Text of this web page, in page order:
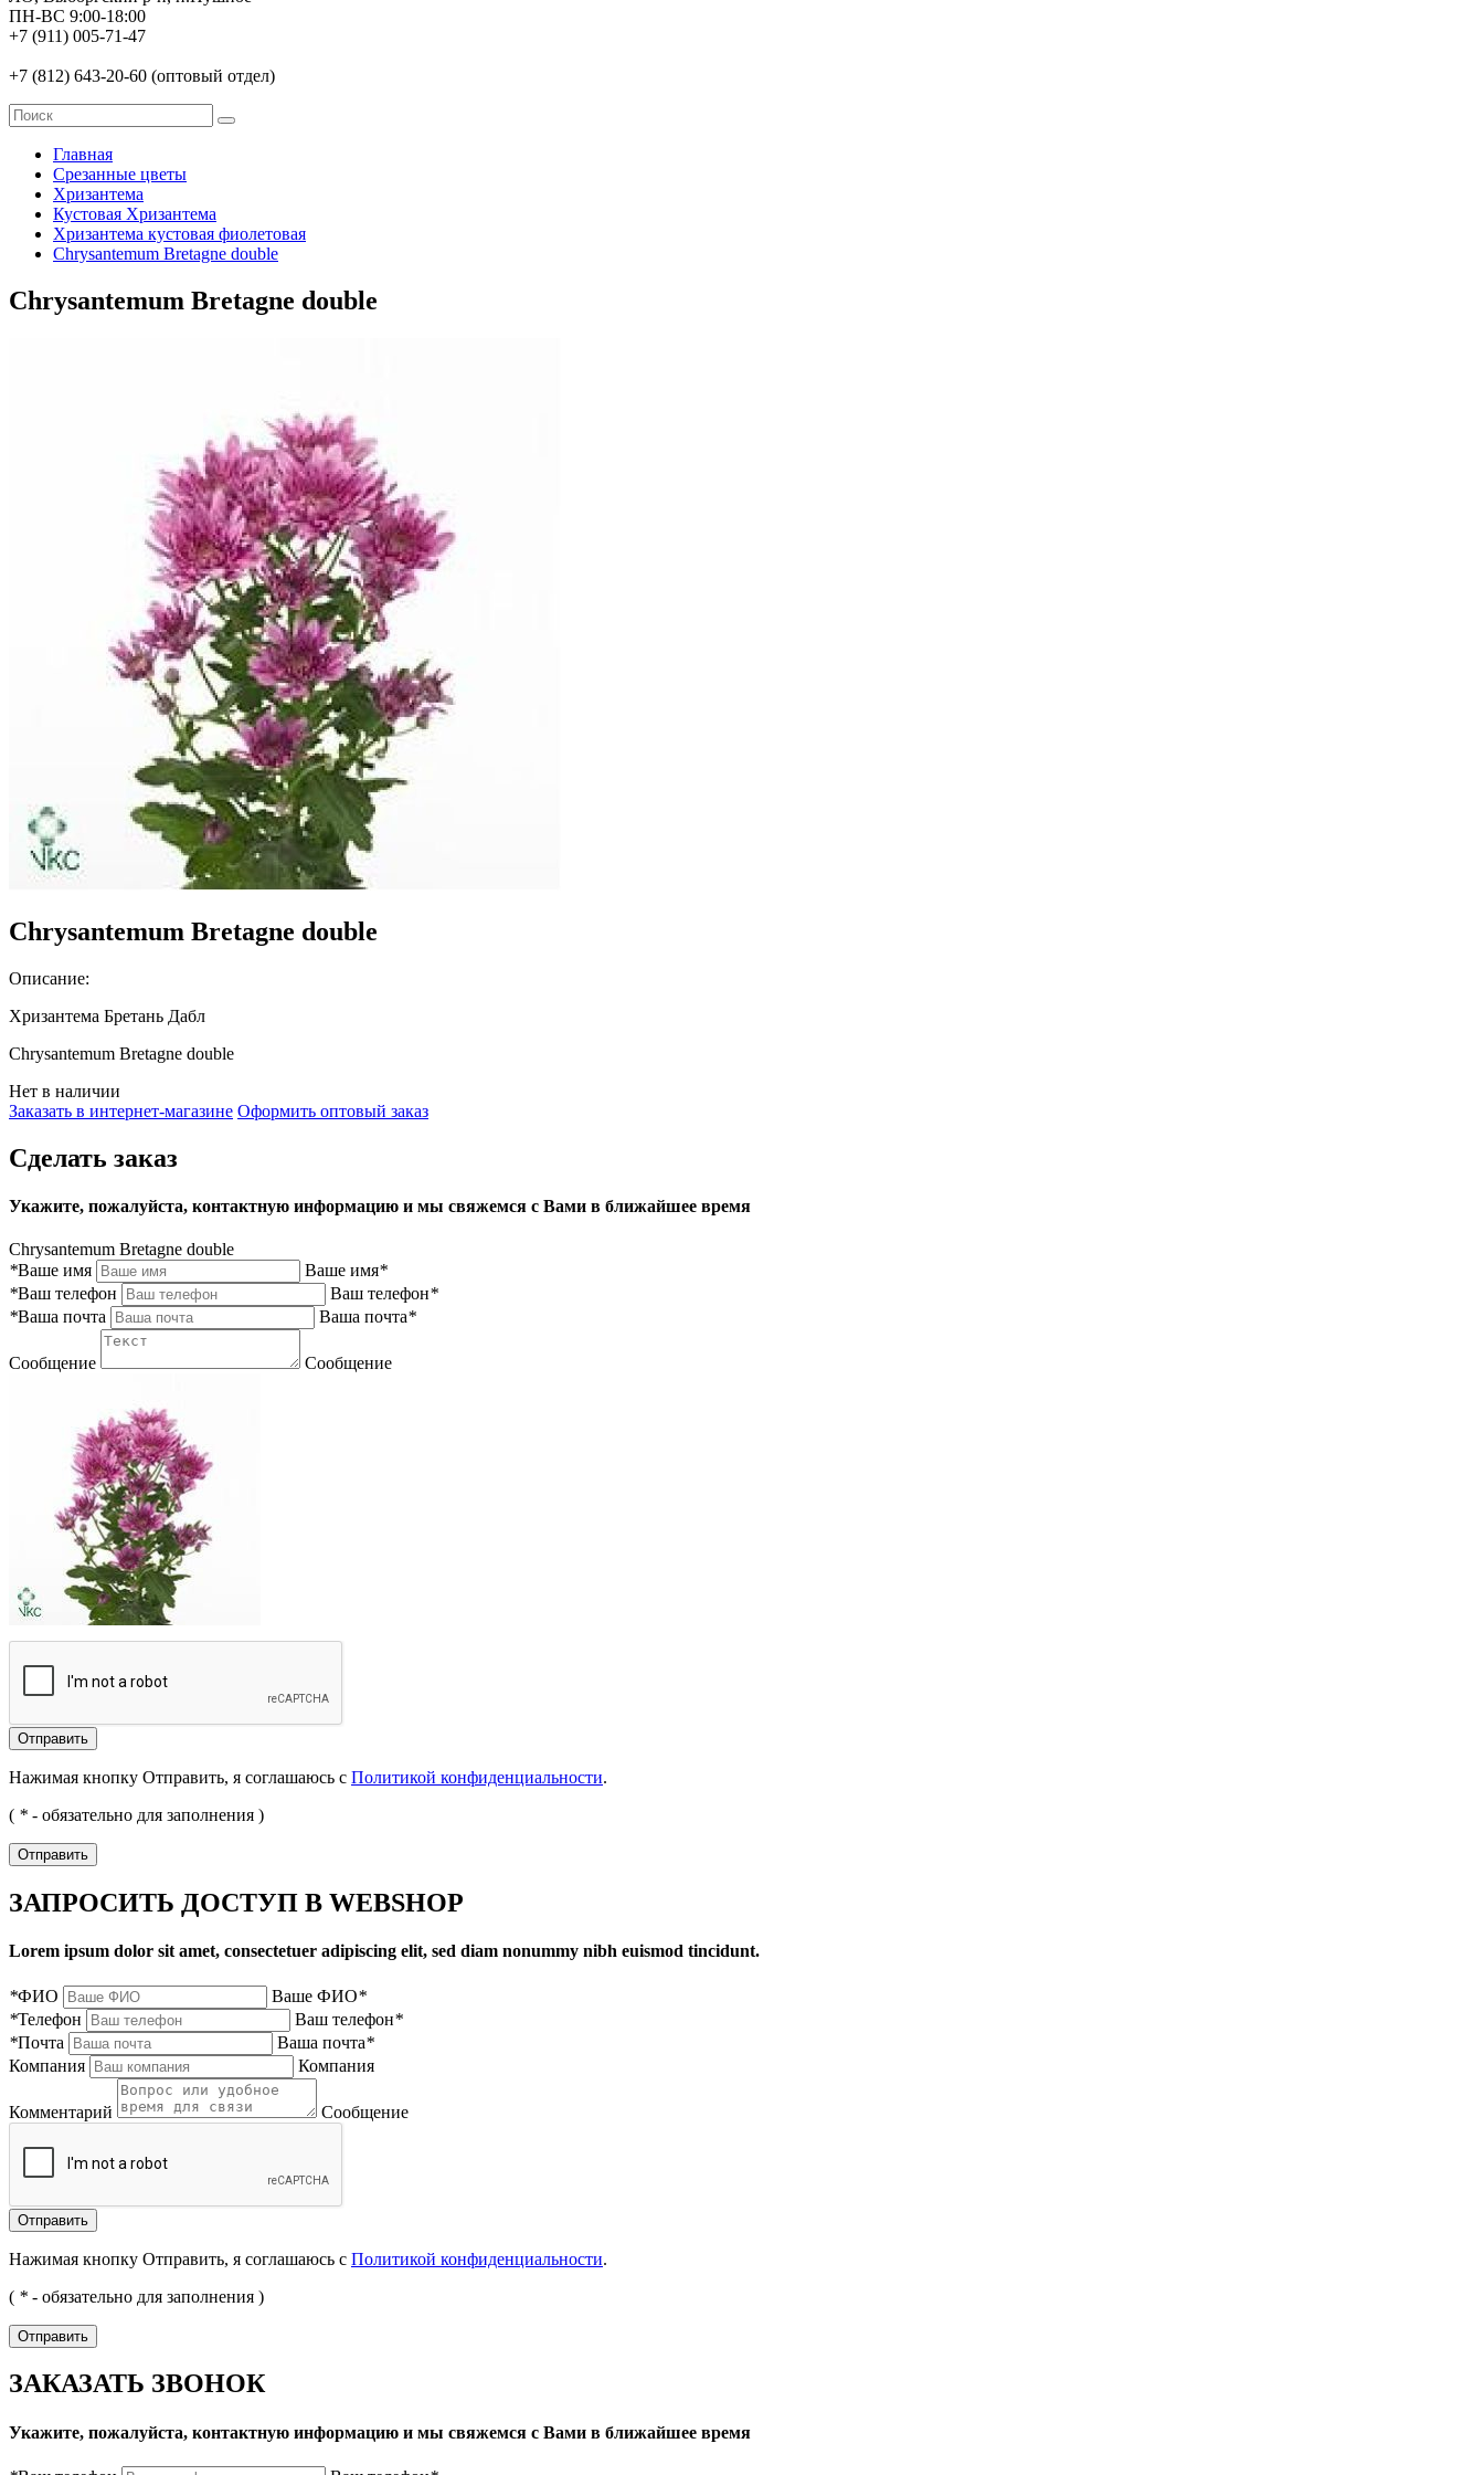
ПН-ВС 9:00-18:00
+7 (911) 005-71-47
+7 (812) 643-20-60 (оптовый отдел)
Главная
Срезанные цветы
Хризантема
Кустовая Хризантема
Хризантема кустовая фиолетовая
Chrysantemum Bretagne double
Chrysantemum Bretagne double
Chrysantemum Bretagne double
Описание:
Хризантема Бретань Дабл
Chrysantemum Bretagne double
Нет в наличии
Заказать в интернет-магазине Оформить оптовый заказ
Сделать заказ
Укажите, пожалуйста, контактную информацию и мы свяжемся с Вами в ближайшее время
Chrysantemum Bretagne double
*Ваше имя Ваше имя*
*Ваш телефон Ваш телефон*
*Ваша почта Ваша почта*
Сообщение Сообщение
Отправить
Нажимая кнопку Отправить, я соглашаюсь с Политикой конфиденциальности.
( * - обязательно для заполнения )
Отправить
ЗАПРОСИТЬ ДОСТУП В WEBSHOP
Lorem ipsum dolor sit amet, consectetuer adipiscing elit, sed diam nonummy nibh euismod tincidunt.
*ФИО Ваше ФИО*
*Телефон Ваш телефон*
*Почта Ваша почта*
Компания
Компания
Комментарий Сообщение
Нажимая кнопку Отправить, я соглашаюсь с Политикой конфиденциальности.
( * - обязательно для заполнения )
ЗАКАЗАТЬ ЗВОНОК
Укажите, пожалуйста, контактную информацию и мы свяжемся с Вами в ближайшее время